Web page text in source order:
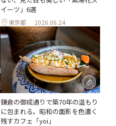
イーツ」6選
東京都 2026.06.24
鎌倉の御成通りで築70年の温もり
に包まれる。昭和の面影を色濃く
残すカフェ「yoi」